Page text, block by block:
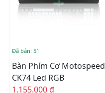
Đã bán: 51
Bàn Phím Cơ Motospeed
CK74 Led RGB
1.155.000 đ